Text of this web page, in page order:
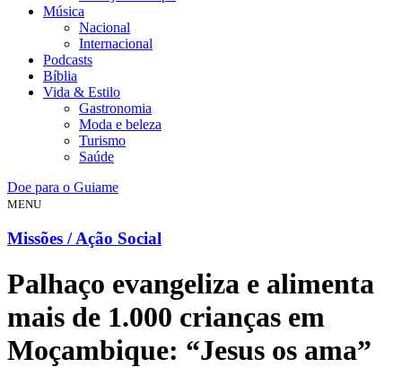
Música
Nacional
Internacional
Podcasts
Bíblia
Vida & Estilo
Gastronomia
Moda e beleza
Turismo
Saúde
Doe para o Guiame
MENU
Missões / Ação Social
Palhaço evangeliza e alimenta
mais de 1.000 crianças em
Moçambique: “Jesus os ama”